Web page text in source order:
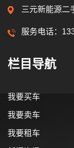
三元新能源二
服务电话：
栏目导航
我要买车
我要卖车
我要租车